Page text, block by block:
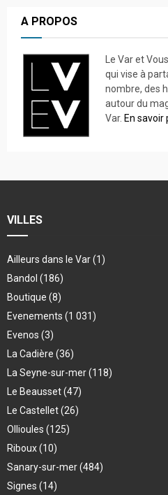
A PROPOS
Le Var et
qui vise à
nombre, des
autour du
Var. En savoir
VILLES
Ailleurs dans le Var(1)
Bandol (186)
Boutique (8)
Evenements (1 031)
Evenos (3)
La Cadière (36)
La Seyne-sur-mer(118)
Le Beausset(47)
Le Castellet(26)
Ollioules (125)
Riboux(10)
Sanary-sur-mer(484)
Signes (14)